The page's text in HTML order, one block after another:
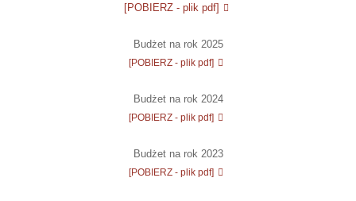
[POBIERZ - plik pdf]
Budżet na rok 2025
[POBIERZ - plik pdf]
Budżet na rok 2024
[POBIERZ - plik pdf]
Budżet na rok 2023
[POBIERZ - plik pdf]